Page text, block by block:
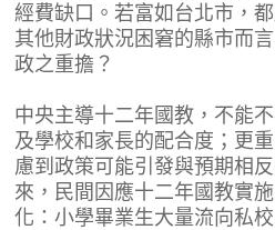
經費缺口。若富如台北市，
其他財政狀況困窘的縣市而
政之重擔？
中央主導十二年國教，不能
及學校和家長的配合度；更
慮到政策可能引發與預期相
來，民間因應十二年國教實
化：小學畢業生大量流向私